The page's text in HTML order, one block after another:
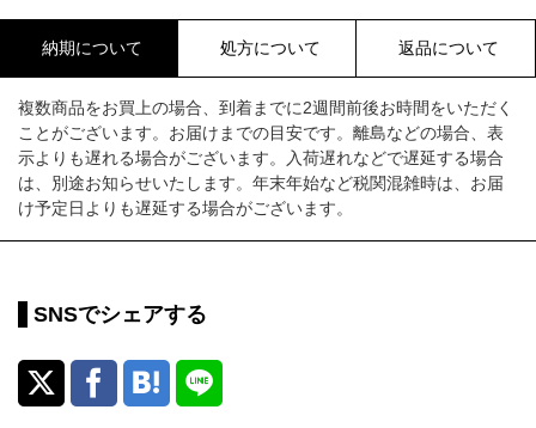
納期について 処方について 返品について
複数商品をお買上の場合、到着までに2週間前後お時間をいただく
ことがございます。お届けまでの目安です。離島などの場合、表
示よりも遅れる場合がございます。入荷遅れなどで遅延する場合
は、別途お知らせいたします。年末年始など税関混雑時は、お届
け予定日よりも遅延する場合がございます。
SNSでシェアする